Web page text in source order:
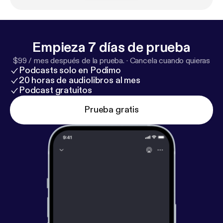
Empieza 7 días de prueba
$99 / mes después de la prueba. · Cancela cuando quieras
Podcasts solo en Podimo
20 horas de audiolibros al mes
Podcast gratuitos
Prueba gratis